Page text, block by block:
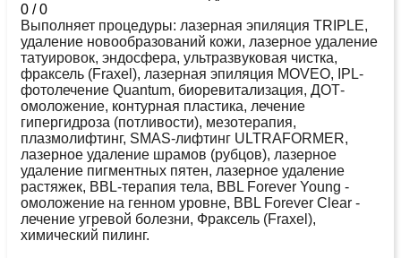
0 /0
Выполняет процедуры: лазерная эпиляция TRIPLE,
удаление новообразований кожи, лазерное удаление
татуировок, эндосфера, ультразвуковая чистка,
фраксель (Fraxel), лазерная эпиляция MOVEO, IPL-
фотолечение Quantum, биоревитализация, ДОТ-
омоложение, контурная пластика, лечение
гипергидроза (потливости), мезотерапия,
плазмолифтинг, SMAS-лифтинг ULTRAFORMER,
лазерное удаление шрамов (рубцов), лазерное
удаление пигментных пятен, лазерное удаление
растяжек, BBL-терапия тела, BBL Forever Young -
омоложение на генном уровне, BBL Forever Clear -
лечение угревой болезни, Фраксель (Fraxel),
химический пилинг.